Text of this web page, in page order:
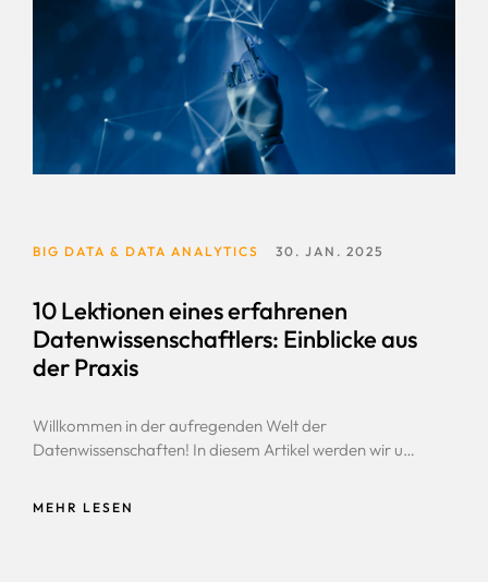
BIG DATA & DATA ANALYTICS 30. JAN. 2025
10 Lektionen eines erfahrenen
Datenwissenschaftlers: Einblicke aus
der Praxis
Willkommen in der aufregenden Welt der
Datenwissenschaften! In diesem Artikel werden wir uns
Data Scientists befassen, der sich in diesem sich
MEHR LESEN